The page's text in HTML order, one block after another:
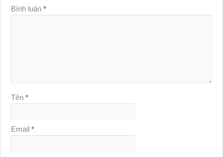
Bình luận*
Tên*
Email*